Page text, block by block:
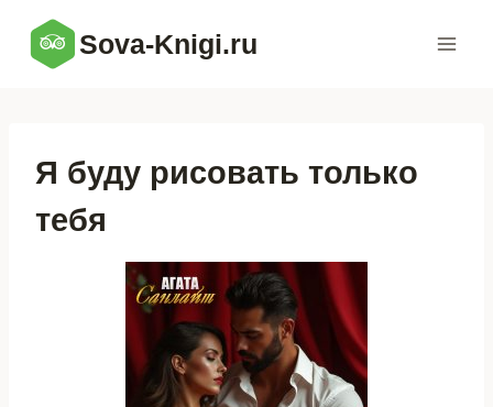
содержимому
Sova-Knigi.ru
Я буду рисовать только
тебя